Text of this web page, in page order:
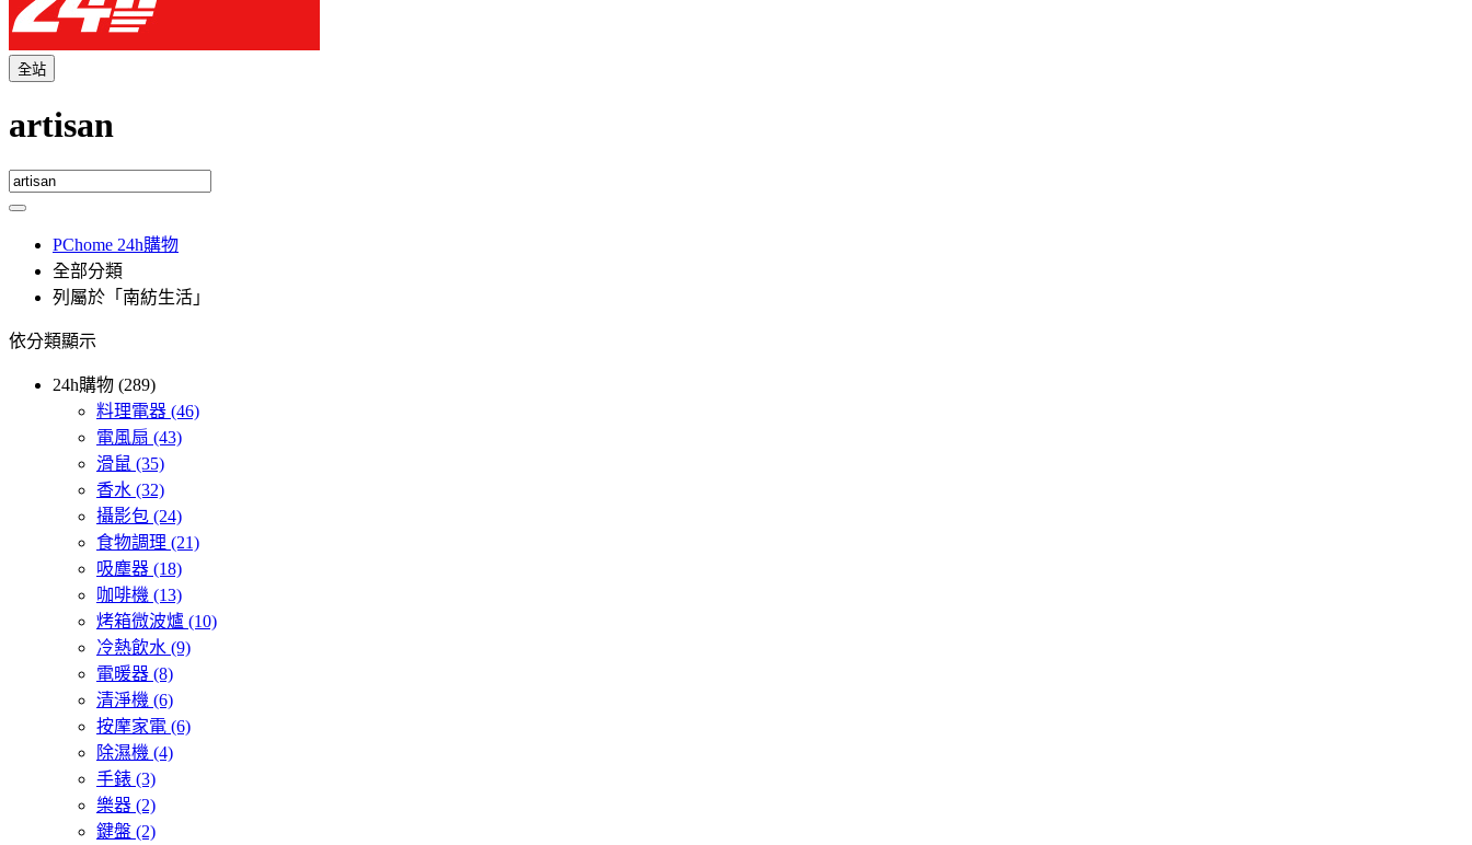
全站
artisan
PChome 24h購物
全部分類
列屬於「南紡生活」
依分類顯示
24h購物 (289)
料理電器 (46)
電風扇 (43)
滑鼠 (35)
香水 (32)
攝影包 (24)
食物調理 (21)
吸塵器 (18)
咖啡機 (13)
烤箱微波爐 (10)
冷熱飲水 (9)
電暖器 (8)
清淨機 (6)
按摩家電 (6)
除濕機 (4)
手錶 (3)
樂器 (2)
鍵盤 (2)